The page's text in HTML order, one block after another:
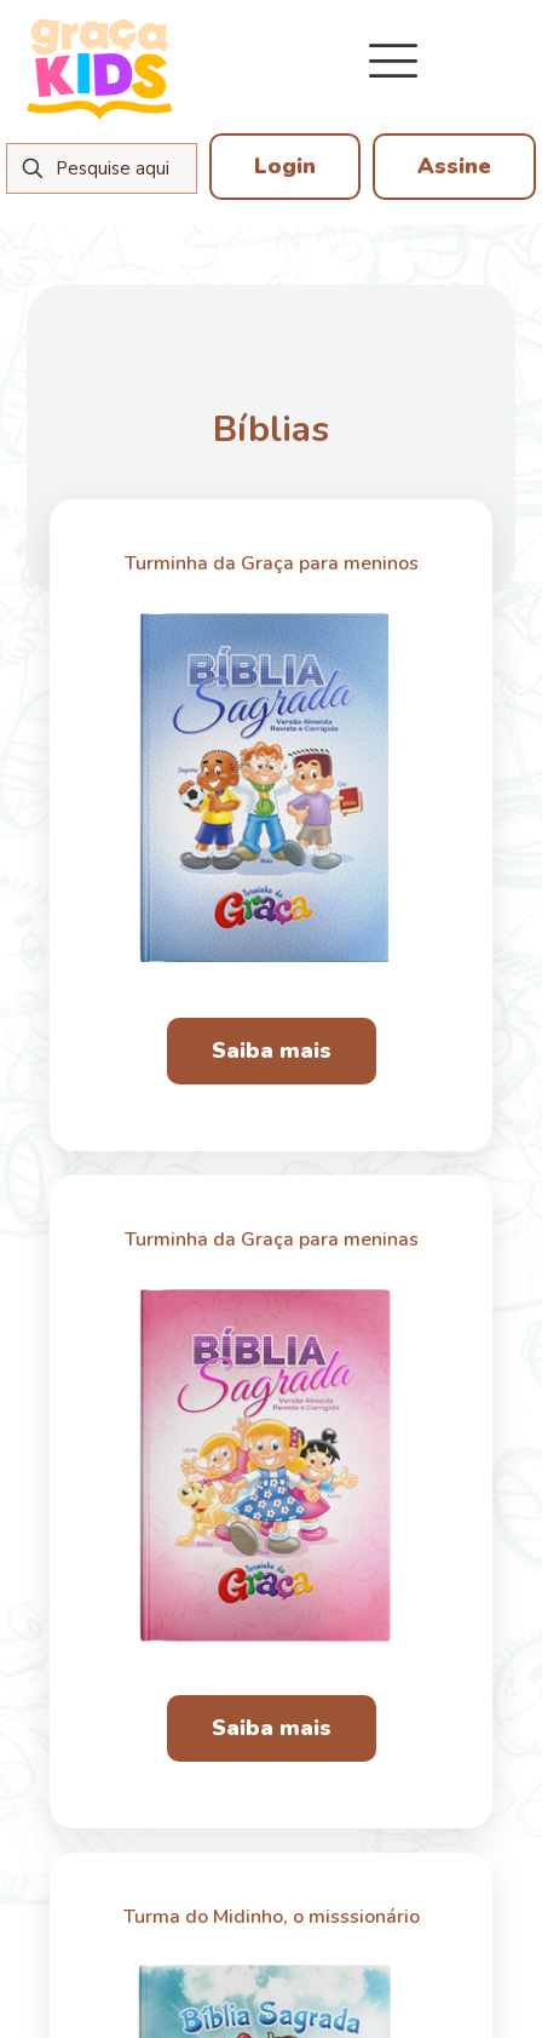
Login Assine
Bíblias
Turminha da Graça para meninos
Saiba mais
Turminha da Graça para meninas
Saiba mais
Turma do Midinho, o misssionário